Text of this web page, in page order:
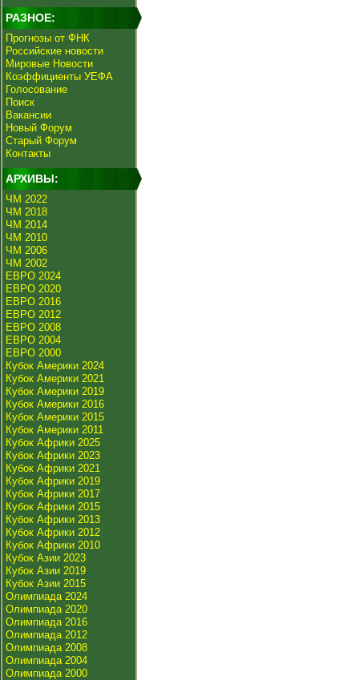
РАЗНОЕ:
Прогнозы от ФНК
Российские новости
Мировые Новости
Коэффициенты УЕФА
Голосование
Поиск
Вакансии
Новый Форум
Старый Форум
Контакты
АРХИВЫ:
ЧМ 2022
ЧМ 2018
ЧМ 2014
ЧМ 2010
ЧМ 2006
ЧМ 2002
ЕВРО 2024
ЕВРО 2020
ЕВРО 2016
ЕВРО 2012
ЕВРО 2008
ЕВРО 2004
ЕВРО 2000
Кубок Америки 2024
Кубок Америки 2021
Кубок Америки 2019
Кубок Америки 2016
Кубок Америки 2015
Кубок Америки 2011
Кубок Африки 2025
Кубок Африки 2023
Кубок Африки 2021
Кубок Африки 2019
Кубок Африки 2017
Кубок Африки 2015
Кубок Африки 2013
Кубок Африки 2012
Кубок Африки 2010
Кубок Азии 2023
Кубок Азии 2019
Кубок Азии 2015
Олимпиада 2024
Олимпиада 2020
Олимпиада 2016
Олимпиада 2012
Олимпиада 2008
Олимпиада 2004
Олимпиада 2000